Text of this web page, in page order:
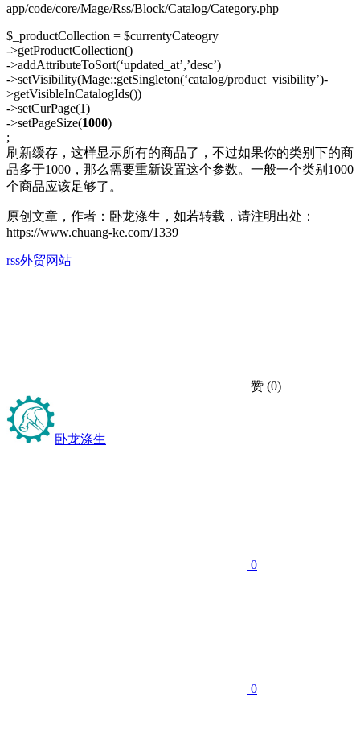
app/code/core/Mage/Rss/Block/Catalog/Category.php
$_productCollection = $currentyCateogry
->getProductCollection()
->addAttributeToSort(‘updated_at’,’desc’)
->setVisibility(Mage::getSingleton(‘catalog/product_visibility’)-
>getVisibleInCatalogIds())
->setCurPage(1)
->setPageSize(1000)
;
刷新缓存，这样显示所有的商品了，不过如果你的类别下的商
品多于1000，那么需要重新设置这个参数。一般一个类别1000
个商品应该足够了。
原创文章，作者：卧龙涤生，如若转载，请注明出处：
https://www.chuang-ke.com/1339
rss外贸网站
赞 (0)
卧龙涤生
0
0